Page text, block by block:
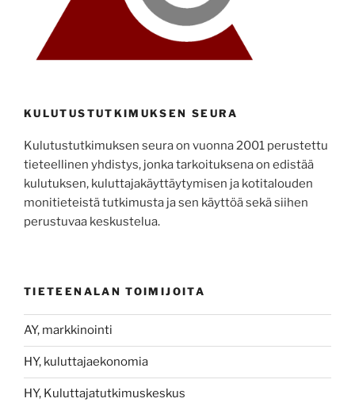
KULUTUSTUTKIMUKSEN SEURA
Kulutustutkimuksen seura on vuonna 2001 perustettu
tieteellinen yhdistys, jonka tarkoituksena on edistää
kulutuksen, kuluttajakäyttäytymisen ja kotitalouden
monitieteistä tutkimusta ja sen käyttöä sekä siihen
perustuvaa keskustelua.
TIETEENALAN TOIMIJOITA
AY, markkinointi
HY, kuluttajaekonomia
HY, Kuluttajatutkimuskeskus